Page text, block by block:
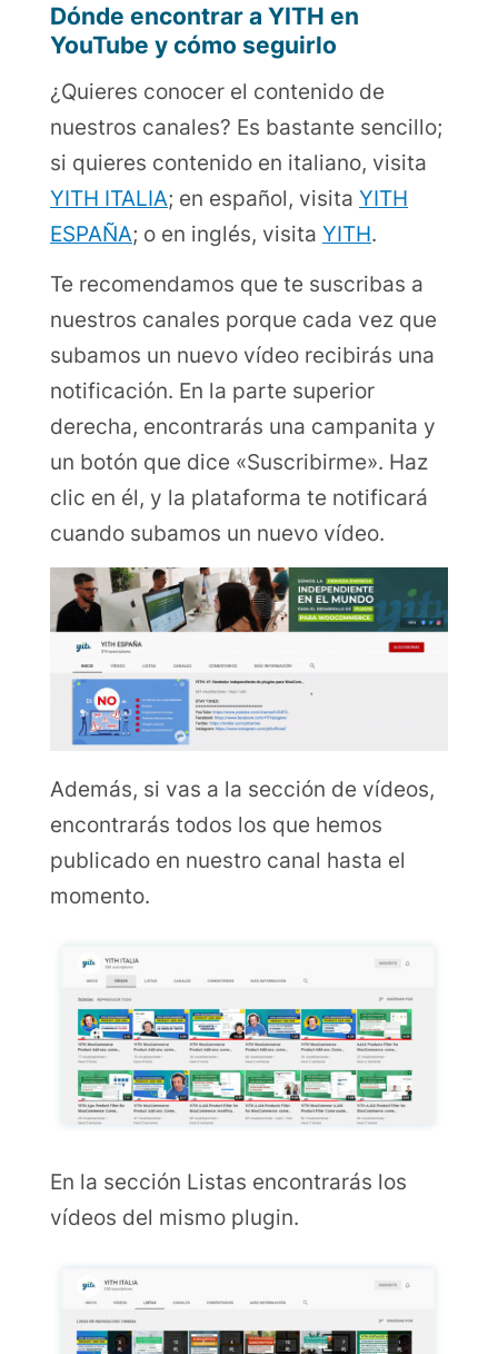
Dónde encontrar a YITH en
YouTube y cómo seguirlo
¿Quieres conocer el contenido de
nuestros canales? Es bastante sencillo;
si quieres contenido en italiano, visita
YITH ITALIA; en español, visita YITH
ESPAÑA; o en inglés, visita YITH.
Te recomendamos que te suscribas a
nuestros canales porque cada vez que
subamos un nuevo vídeo recibirás una
notificación. En la parte superior
derecha, encontrarás una campanita y
un botón que dice «Suscribirme». Haz
clic en él, y la plataforma te notificará
cuando subamos un nuevo vídeo.
Además, si vas a la sección de vídeos,
encontrarás todos los que hemos
publicado en nuestro canal hasta el
momento.
En la sección Listas encontrarás los
vídeos del mismo plugin.